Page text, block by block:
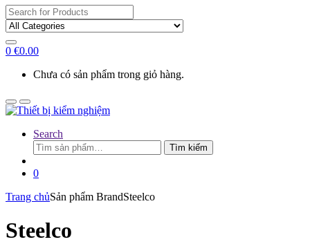
Search
for:
0 €0.00
Chưa có sản phẩm trong giỏ hàng.
Search
Tìm
kiếm:
Tìm kiếm
0
Trang chủSản phẩm BrandSteelco
Steelco